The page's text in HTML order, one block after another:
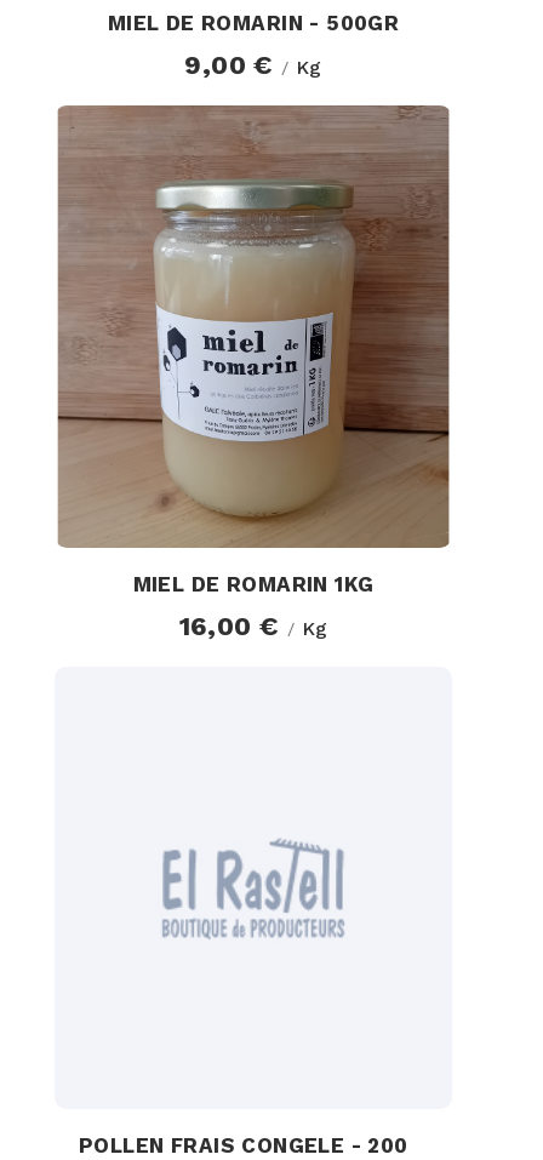
MIEL DE ROMARIN - 500GR
9,00 € / Kg
MIEL DE ROMARIN 1KG
16,00 € / Kg
POLLEN FRAIS CONGELE - 200